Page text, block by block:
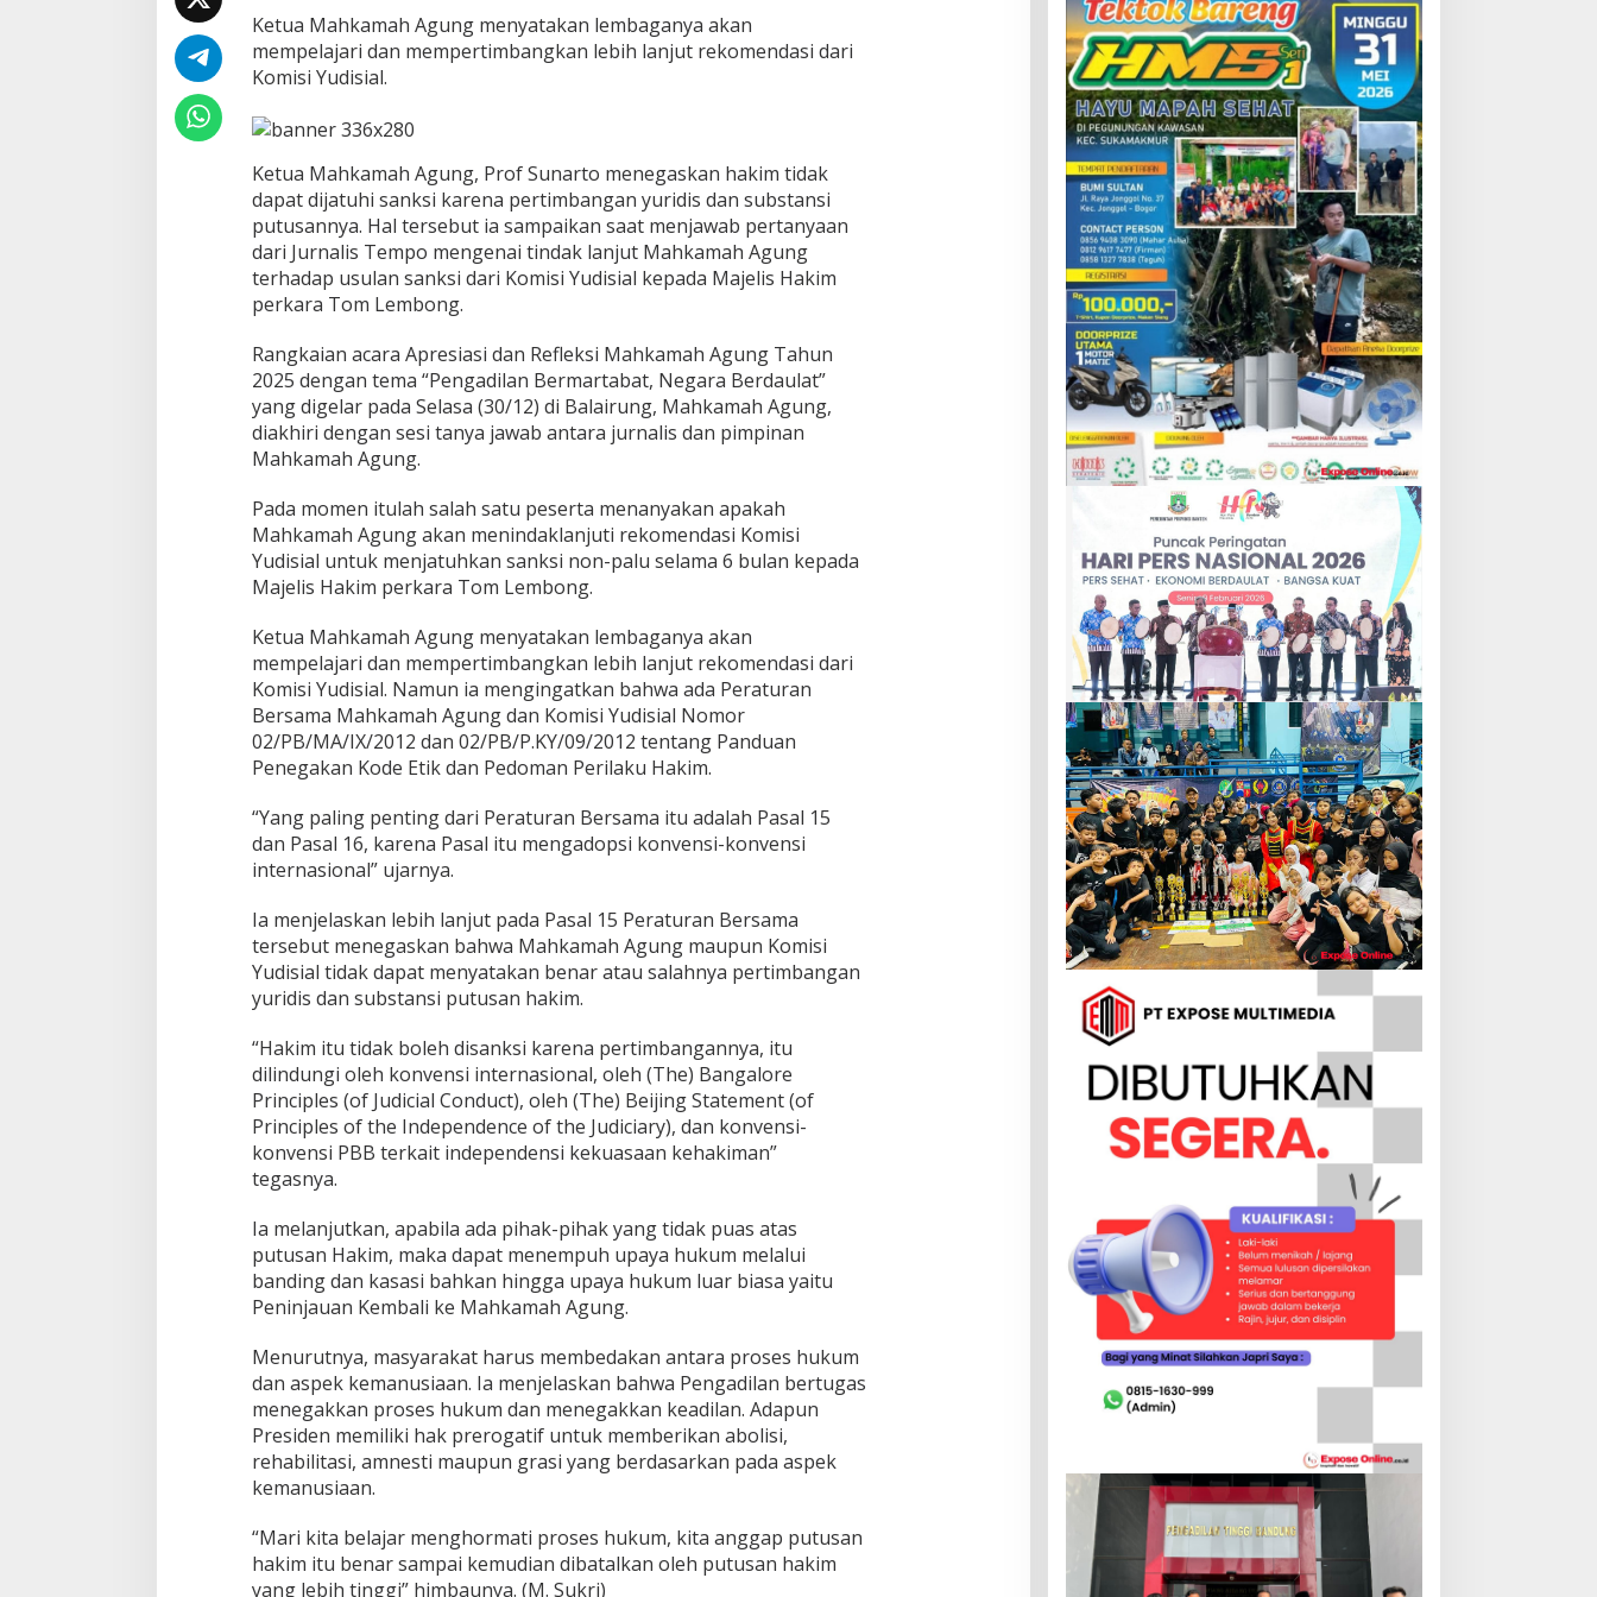
s
n
n
a
Ketua Mahkamah Agung menyatakan lembaganya akan
mempelajari dan mempertimbangkan lebih lanjut rekomendasi dari
Komisi Yudisial.
Ketua Mahkamah Agung, Prof Sunarto menegaskan hakim tidak
dapat dijatuhi sanksi karena pertimbangan yuridis dan substansi
putusannya. Hal tersebut ia sampaikan saat menjawab pertanyaan
dari Jurnalis Tempo mengenai tindak lanjut Mahkamah Agung
terhadap usulan sanksi dari Komisi Yudisial kepada Majelis Hakim
perkara Tom Lembong.
Rangkaian acara Apresiasi dan Refleksi Mahkamah Agung Tahun
2025 dengan tema “Pengadilan Bermartabat, Negara Berdaulat”
yang digelar pada Selasa (30/12) di Balairung, Mahkamah Agung,
diakhiri dengan sesi tanya jawab antara jurnalis dan pimpinan
Mahkamah Agung.
Pada momen itulah salah satu peserta menanyakan apakah
Mahkamah Agung akan menindaklanjuti rekomendasi Komisi
Yudisial untuk menjatuhkan sanksi non-palu selama 6 bulan kepada
Majelis Hakim perkara Tom Lembong.
Ketua Mahkamah Agung menyatakan lembaganya akan
mempelajari dan mempertimbangkan lebih lanjut rekomendasi dari
Komisi Yudisial. Namun ia mengingatkan bahwa ada Peraturan
Bersama Mahkamah Agung dan Komisi Yudisial Nomor
02/PB/MA/IX/2012 dan 02/PB/P.KY/09/2012 tentang Panduan
Penegakan Kode Etik dan Pedoman Perilaku Hakim.
“Yang paling penting dari Peraturan Bersama itu adalah Pasal 15
dan Pasal 16, karena Pasal itu mengadopsi konvensi-konvensi
internasional” ujarnya.
Ia menjelaskan lebih lanjut pada Pasal 15 Peraturan Bersama
tersebut menegaskan bahwa Mahkamah Agung maupun Komisi
Yudisial tidak dapat menyatakan benar atau salahnya pertimbangan
yuridis dan substansi putusan hakim.
“Hakim itu tidak boleh disanksi karena pertimbangannya, itu
dilindungi oleh konvensi internasional, oleh (The) Bangalore
Principles (of Judicial Conduct), oleh (The) Beijing Statement (of
Principles of the Independence of the Judiciary), dan konvensi-
konvensi PBB terkait independensi kekuasaan kehakiman”
tegasnya.
Ia melanjutkan, apabila ada pihak-pihak yang tidak puas atas
putusan Hakim, maka dapat menempuh upaya hukum melalui
banding dan kasasi bahkan hingga upaya hukum luar biasa yaitu
Peninjauan Kembali ke Mahkamah Agung.
Menurutnya, masyarakat harus membedakan antara proses hukum
dan aspek kemanusiaan. Ia menjelaskan bahwa Pengadilan bertugas
menegakkan proses hukum dan menegakkan keadilan. Adapun
Presiden memiliki hak prerogatif untuk memberikan abolisi,
rehabilitasi, amnesti maupun grasi yang berdasarkan pada aspek
kemanusiaan.
“Mari kita belajar menghormati proses hukum, kita anggap putusan
hakim itu benar sampai kemudian dibatalkan oleh putusan hakim
yang lebih tinggi” himbaunya. (M. Sukri)